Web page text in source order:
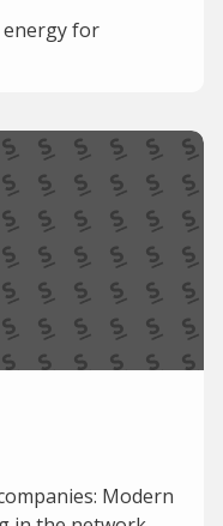
energy for
Modern